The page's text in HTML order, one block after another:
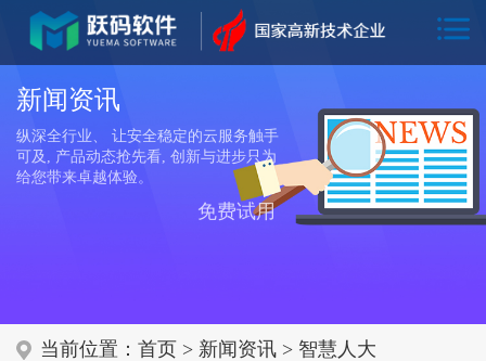
新闻资讯
纵深全行业、 让安全稳定的云服务触手
可及, 产品动态抢先看, 创新与进步只为
给您带来卓越体验。
免费试用
当前位置： 首页> 新闻资讯> 智慧人大